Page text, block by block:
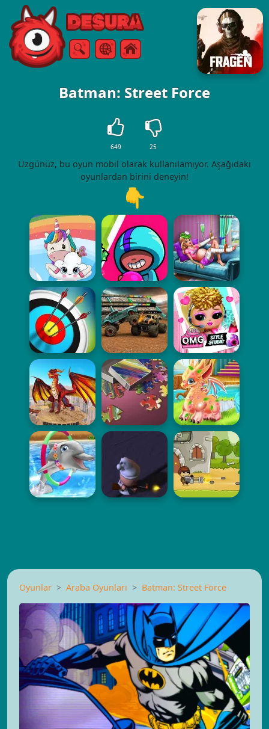
Free Online Games
AramaMenü
Batman: Street Force
649 25
Üzgünüz, bu oyun mobil olarak kullanılamıyor. Aşağıdaki
oyunlardan birini deneyin!
👇
Oyunlar Araba Oyunları Batman: Street Force